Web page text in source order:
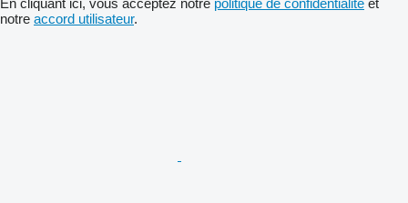
En cliquant ici, vous acceptez notre politique de confidentialité et
notre accord utilisateur.